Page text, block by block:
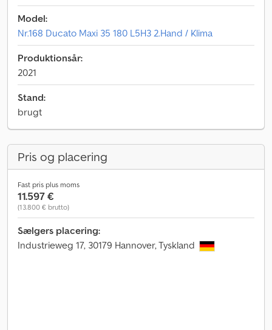
Model:
Nr.168 Ducato Maxi 35 180 L5H3 2.Hand / Klima
Produktionsår:
2021
Stand:
brugt
Pris og placering
Fast pris plus moms
11.597 €
(13.800 € brutto)
Sælgers placering:
Industrieweg 17, 30179 Hannover, Tyskland